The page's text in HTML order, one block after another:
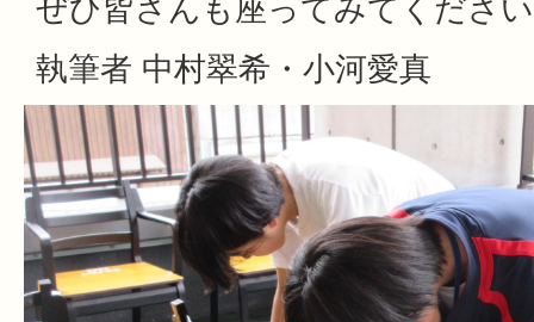
ぜひ皆さんも座ってみてくださ
執筆者 中村翠希・小河愛真